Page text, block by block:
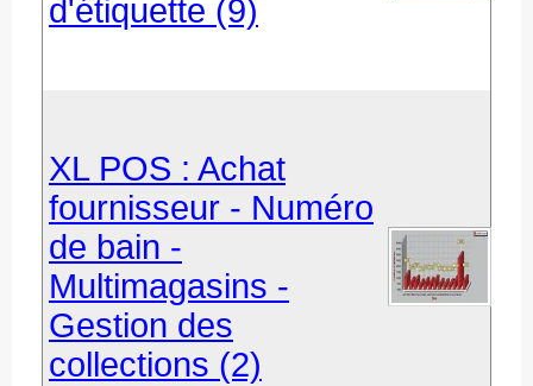
d'étiquette (9)
XL POS : Achat
fournisseur - Numéro
de bain -
Multimagasins -
Gestion des
collections (2)